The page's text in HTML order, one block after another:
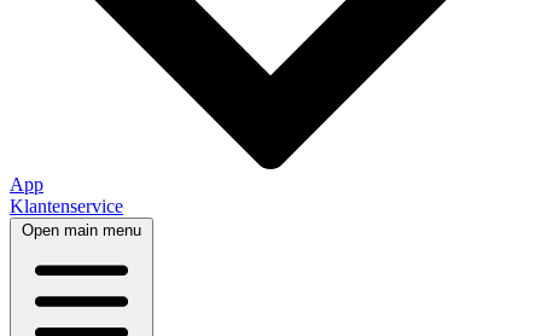
App
Klantenservice
Open main menu